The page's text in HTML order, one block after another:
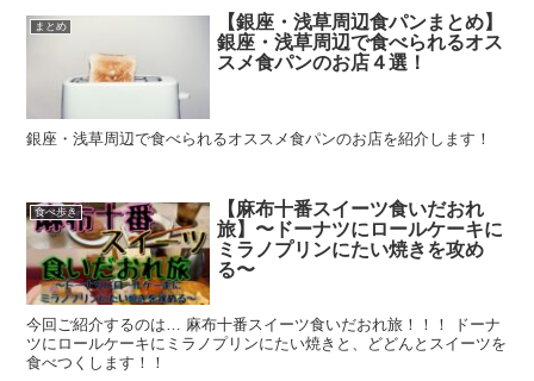
まとめ
【銀座・浅草周辺食パンまとめ】
銀座・浅草周辺で食べられるオス
スメ食パンのお店４選！
銀座・浅草周辺で食べられるオススメ食パンのお店を紹介します！
食べ歩き
【麻布十番スイーツ食いだおれ
旅】〜ドーナツにロールケーキに
ミラノプリンにたい焼きを攻め
る〜
今回ご紹介するのは… 麻布十番スイーツ食いだおれ旅！！！ ドーナ
ツにロールケーキにミラノプリンにたい焼きと、どどんとスイーツを
食べつくします！！